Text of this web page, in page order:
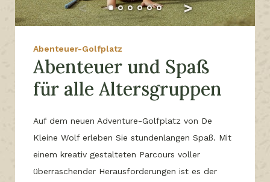
Abenteuer-Golfplatz
Abenteuer und Spaß
für alle Altersgruppen
Auf dem neuen Adventure-Golfplatz von De
Kleine Wolf erleben Sie stundenlangen Spaß. Mit
einem kreativ gestalteten Parcours voller
überraschender Herausforderungen ist es der